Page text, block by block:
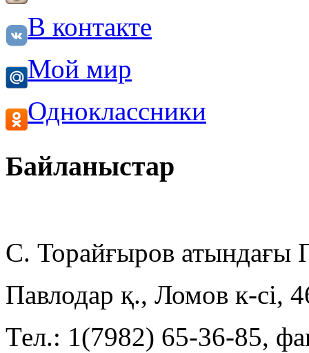
В контакте
Мой мир
Одноклассники
Байланыстар
С. Торайғыров
Павлодар қ., Ломов к-сі,
Тел.: 1(7982) 65-36-85,